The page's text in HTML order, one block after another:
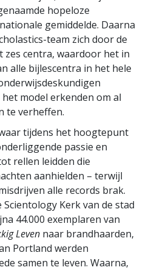
hopeloze
gemiddelde. Daarna
team zich door de
centra, waardoor het in
alle bijlescentra in het hele
model erkenden om al
te verheffen.
tijdens het hoogtepunt
passie en
rellen leidden die
aanhielden – terwijl
alle records brak.
Kerk van de stad
44.000 exemplaren van
Leven naar brandhaarden,
Portland werden
samen te leven. Waarna,